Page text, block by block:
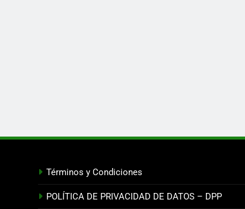
Términos y Condiciones
POLÍTICA DE PRIVACIDAD DE DATOS – DPP